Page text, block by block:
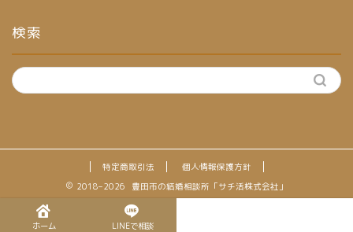
検索
特定商取引法
個人情報保護方針
2018–2026 豊田市の結婚相談所「サチ活株式会社」
ホーム LINEで相談